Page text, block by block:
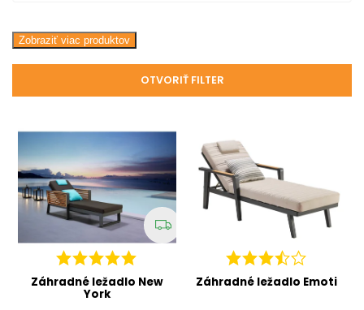
Zobraziť viac produktov
OTVORIŤ FILTER
Záhradné ležadlo New
York
Záhradné ležadlo Emoti